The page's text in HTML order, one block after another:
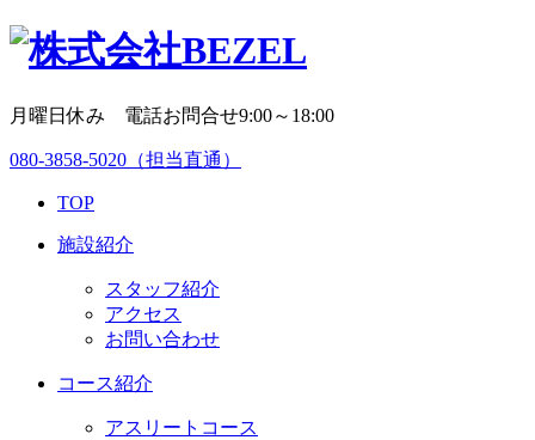
月曜日休み 電話お問合せ9:00～18:00
080-3858-5020 （担当直通）
TOP
施設紹介
スタッフ紹介
アクセス
お問い合わせ
コース紹介
アスリートコース